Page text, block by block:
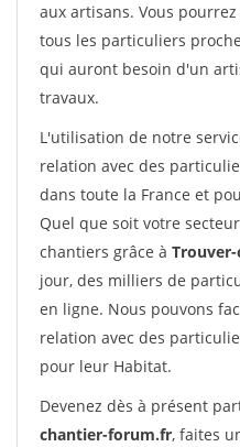
aux artisans. Vous
tous les particuliers
qui auront besoin d'un
travaux.
L'utilisation de notre
relation avec des
dans toute la France et
Quel que soit votre
chantiers grâce à
jour, des milliers de
en ligne. Nous pouvons
relation avec des
pour leur Habitat.
Devenez dès à présent
chantier-forum.fr, faites